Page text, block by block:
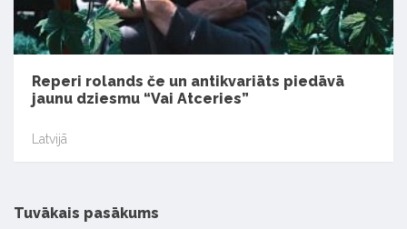
Reperi rolands če un antikvariāts piedāvā
jaunu dziesmu “Vai Atceries”
Latvijā
Tuvākais pasākums